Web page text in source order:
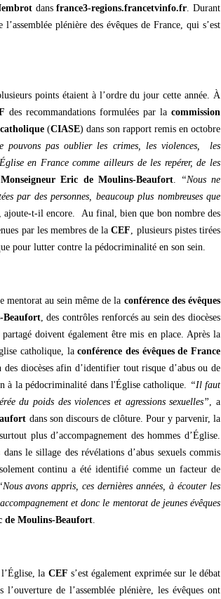
dansfrance3-regions.francetvinfo.fr. Durant
plénière des évêques de France, qui s’est
points étaient à l’ordre du jour cette année. À
des recommandations formulées par lacommission
(CIASE) dans son rapport remis en octobre
pouvons pas oublier les crimes, les violences, les
en France comme ailleurs de les repérer, de les
Monseigneur Eric de Moulins-Beaufort.
“Nous ne
par des personnes, beaucoup plus nombreuses que
, ajoute-t-il encore. Au final, bien que bon nombre des
par les membres de laCEF, plusieurs pistes tirées
pour lutter contre la pédocriminalité en son sein.
mentorat au sein même de la conférence des évêques
Beaufort, des contrôles renforcés au sein des diocèses
doivent également être mis en place. Après la
catholique, laconférence des évêques de France
diocèses afin d’identifier tout risque d’abus ou de
à la pédocriminalité dans l'Église catholique. “Il faut
du poids des violences et agressions sexuelles”, a
dans son discours de clôture. Pour y parvenir, la
plus d’accompagnement des hommes d’Église.
dans le sillage des révélations d’abus sexuels commis
continu a été identifié comme un facteur de
avons appris, ces dernières années, à écouter les
et donc le mentorat de jeunes évêques
de Moulins-Beaufort.
la CEF s’est également exprimée sur le débat
de l’assemblée plénière, les évêques ont